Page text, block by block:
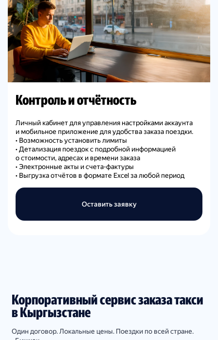
Контроль и отчётность
Личный кабинет для управления настройками аккаунта
и мобильное приложение для удобства заказа поездки.
• Возможность установить лимиты
• Детализация поездок с подробной информацией
о стоимости, адресах и времени заказа
• Электронные акты и счета-фактуры
• Выгрузка отчётов в формате Excel за любой период
Оставить заявку
Корпоративный сервис заказа такси
в Кыргызстане
Один договор. Локальные цены. Поездки по всей стране.